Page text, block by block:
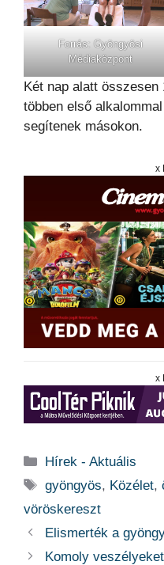
Forrás: Gyöngyösi
Médiaközpont
Két nap alatt
többen első
segítenek másokon.
x
x
Kategória
Hírek - Aktuális
Címkék
gyöngyös, Közélet,
vöröskereszt
Elismerték a
Komoly